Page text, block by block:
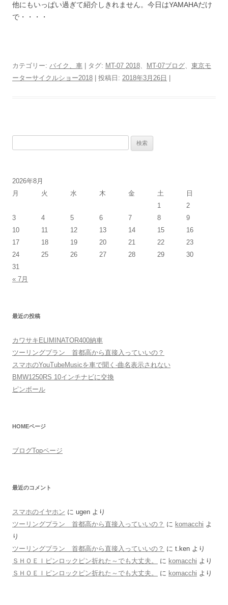
他にもいっぱい過ぎて紹介しきれません。今日はYAMAHAだけ
で・・・・
カテゴリー: バイク、車 | タグ: MT-07 2018、 MT-07ブログ、 東京モ
ーターサイクルショー2018 | 投稿日: 2018年3月26日
2026年8月
月
火 水 木 金 土
日
1
2
3
4 5 6 7 8
9
10
11 12 13 14 15
16
17
18 19 20 21 22
23
24
25 26 27 28 29
30
31
« 7月
最近の投稿
カワサキELIMINATOR400納車
ツーリングプラン 首都高から直接入っていいの？
スマホのYouTubeMusicを車で聞く-曲名表示されない
BMW1250RS 10インチナビに交換
ピンボール
HOMEページ
ブログTopページ
最近のコメント
スマホのイヤホン に ugen より
ツーリングプラン 首都高から直接入っていいの？ に komacchi よ
り
ツーリングプラン 首都高から直接入っていいの？ に t.ken より
ＳＨＯＥＩピンロックピン折れた～でも大丈夫。
に komacchi より
ＳＨＯＥＩピンロックピン折れた～でも大丈夫。
に komacchi より